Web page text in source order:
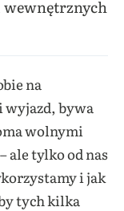
wewnętrznych
na
bywa
wolnymi
ale tylko od nas
i jak
tych kilka